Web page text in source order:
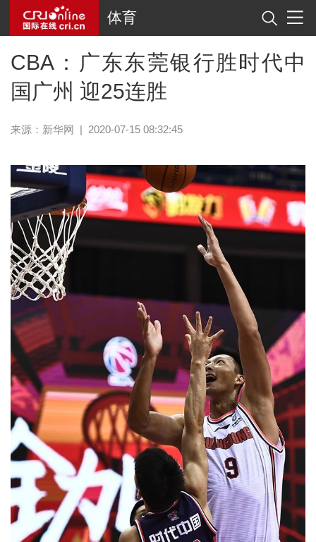
体育
CBA：广东东莞银行胜时代中
国广州 迎25连胜
来源： 新华网 | 2020-07-15 08:32:45